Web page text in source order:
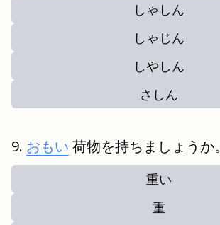
しゃしん
しゃじん
しやしん
さしん
おもい 荷物を持ちましょうか。
重い
重